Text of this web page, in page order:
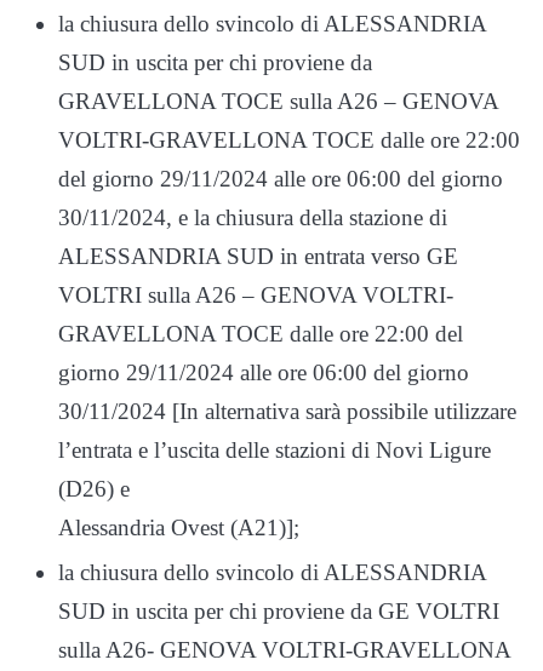
la chiusura dello svincolo di ALESSANDRIA
SUD in uscita per chi proviene da
GRAVELLONA TOCE sulla A26 – GENOVA
VOLTRI-GRAVELLONA TOCE dalle ore 22:00
del giorno 29/11/2024 alle ore 06:00 del giorno
30/11/2024, e la chiusura della stazione di
ALESSANDRIA SUD in entrata verso GE
VOLTRI sulla A26 – GENOVA VOLTRI-
GRAVELLONA TOCE dalle ore 22:00 del
giorno 29/11/2024 alle ore 06:00 del giorno
30/11/2024 [In alternativa sarà possibile utilizzare
l’entrata e l’uscita delle stazioni di Novi Ligure
(D26) e
Alessandria Ovest (A21)];
la chiusura dello svincolo di ALESSANDRIA
SUD in uscita per chi proviene da GE VOLTRI
sulla A26- GENOVA VOLTRI-GRAVELLONA